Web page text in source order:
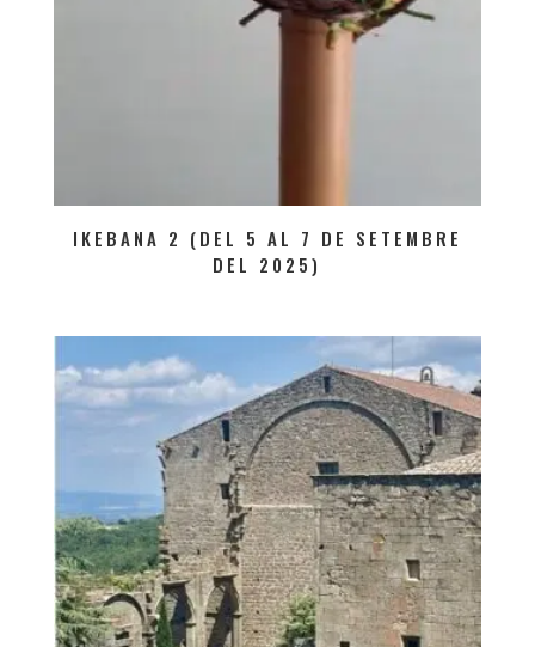
IKEBANA 2 (DEL 5 AL 7 DE SETEMBRE
DEL 2025)